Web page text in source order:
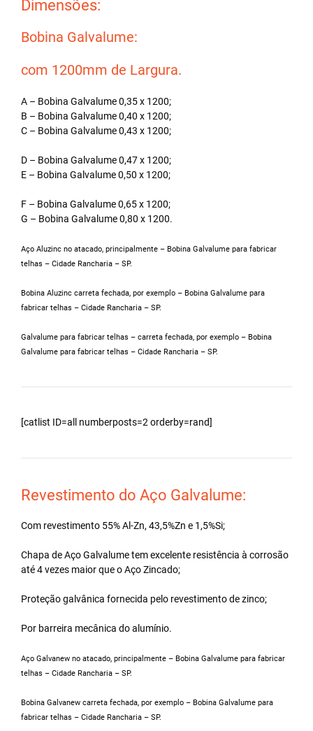
Dimensões:
Bobina Galvalume:
com 1200mm de Largura.
A – Bobina Galvalume 0,35 x 1200;
B – Bobina Galvalume 0,40 x 1200;
C – Bobina Galvalume 0,43 x 1200;
D – Bobina Galvalume 0,47 x 1200;
E – Bobina Galvalume 0,50 x 1200;
F – Bobina Galvalume 0,65 x 1200;
G – Bobina Galvalume 0,80 x 1200.
Aço Aluzinc no atacado, principalmente – Bobina Galvalume para fabricar
telhas – Cidade Rancharia – SP.
Bobina Aluzinc carreta fechada, por exemplo – Bobina Galvalume para
fabricar telhas – Cidade Rancharia – SP.
Galvalume para fabricar telhas – carreta fechada, por exemplo – Bobina
Galvalume para fabricar telhas – Cidade Rancharia – SP.
[catlist ID=all numberposts=2 orderby=rand]
Revestimento do Aço Galvalume:
Com revestimento 55% Al-Zn, 43,5%Zn e 1,5%Si;
Chapa de Aço Galvalume tem excelente resistência à corrosão
até 4 vezes maior que o Aço Zincado;
Proteção galvânica fornecida pelo revestimento de zinco;
Por barreira mecânica do alumínio.
Aço Galvanew no atacado, principalmente – Bobina Galvalume para fabricar
telhas – Cidade Rancharia – SP.
Bobina Galvanew carreta fechada, por exemplo – Bobina Galvalume para
fabricar telhas – Cidade Rancharia – SP.